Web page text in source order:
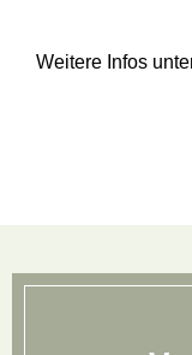
Weitere Infos